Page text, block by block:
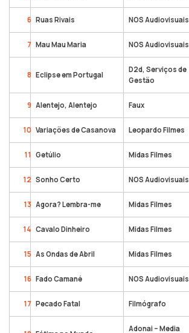
6 Ruas Rivais NOS Audiovisuais
7 Mau Mau Maria NOS Audiovisuais
8 Eclipse em Portugal
D2d, Serviços de
Gestão
9 Alentejo, Alentejo Faux
10 Variações de Casanova Leopardo Filmes
11 Getúlio Midas Filmes
12 Sonho Certo NOS Audiovisuais
13 Agora? Lembra-me Midas Filmes
14 Cavalo Dinheiro Midas Filmes
15 As Ondas de Abril Midas Filmes
16 Fado Camané NOS Audiovisuais
17 Pecado Fatal Filmógrafo
Adonai – Media